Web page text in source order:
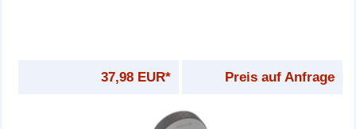
37,98 EUR* Preis auf Anfrage